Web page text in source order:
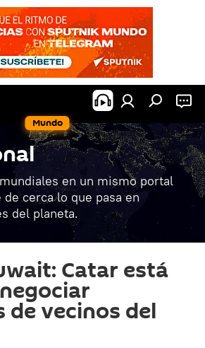
Mundo
en un mismo portal
cerca lo que pasa en
del planeta.
Catar está
de vecinos del